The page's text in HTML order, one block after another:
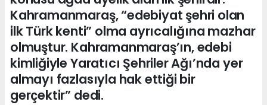
Kahramanmaraş, “edebiyat şehri olan
ilk Türk kenti” olma ayrıcalığına mazhar
olmuştur. Kahramanmaraş’ın, edebi
kimliğiyle Yaratıcı Şehriler Ağı’nda yer
almayı fazlasıyla hak ettiği bir
gerçektir” dedi.